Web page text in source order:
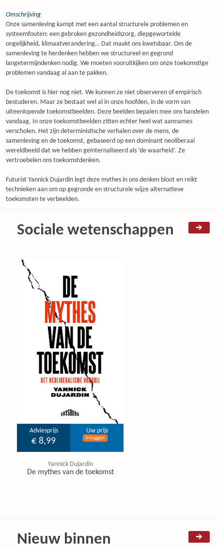
Omschrijving
Onze samenleving kampt met een aantal structurele problemen en
systeemfouten: een gebroken gezondheidszorg, diepgewortelde
ongelijkheid, klimaatverandering… Dat maakt ons kwetsbaar. Om de
samenleving te herdenken hebben we structureel en gegrond
langetermijndenken nodig. We moeten vooruitkijken om onze toekomstige
problemen vandaag al aan te pakken.
De toekomst is hier nog niet. We kunnen ze niet observeren of empirisch
bestuderen. Maar ze bestaat wel al in onze hoofden, in de vorm van
uiteenlopende toekomstbeelden. Deze beelden bepalen mee ons handelen
vandaag. In onze toekomstbeelden zitten echter heel wat aannames
verscholen. Het zijn deterministische verhalen over de mens, de
samenleving en de toekomst, gebaseerd op een dominant neoliberaal
wereldbeeld dat we hebben geïnternaliseerd als ‘de waarheid’. Ze
vertroebelen ons toekomstdenken.
Futurist Yannick Dujardin legt deze mythes in ons denken bloot en reikt
technieken aan om op gegronde en structurele wijze alternatieve
toekomsten te verbeelden.
Sociale wetenschappen
Adviesprijs
€ 8,99
Uw prijs
Inloggen
Yannick Dujardin
De mythes van de toekomst
Nieuw binnen